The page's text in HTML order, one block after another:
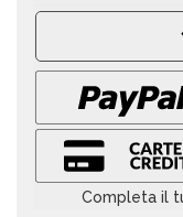
Completa il